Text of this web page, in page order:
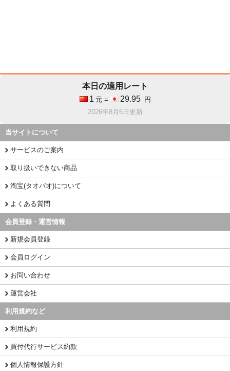
本日の適用レート
1 元 = 29.95
円
2026年8月6日更新
当サイトについて
サービスのご案内
取り扱いできない商品
淘宝(タオバオ)について
よくある質問
会員登録・運営情報
新規会員登録
会員ログイン
お問い合わせ
運営会社
利用規約など
利用規約
買付代行サービス約款
個人情報保護方針